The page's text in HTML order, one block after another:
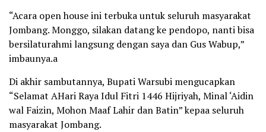
“Acara open house ini terbuka untuk seluruh masyarakat
Jombang. Monggo, silakan datang ke pendopo, nanti bisa
bersilaturahmi langsung dengan saya dan Gus Wabup,”
imbaunya.a
Di akhir sambutannya, Bupati Warsubi mengucapkan
“Selamat AHari Raya Idul Fitri 1446 Hijriyah, Minal ‘Aidin
wal Faizin, Mohon Maaf Lahir dan Batin” kepaa seluruh
masyarakat Jombang.